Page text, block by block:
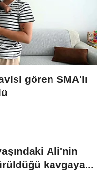
gören SMA'lı
Ali'nin
kavgaya...